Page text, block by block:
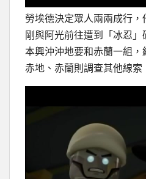
勞埃德決定眾人兩兩成行
剛與阿光前往遭到「冰忍
本興沖沖地要和赤蘭一組，
赤地、赤蘭則調查其他線索